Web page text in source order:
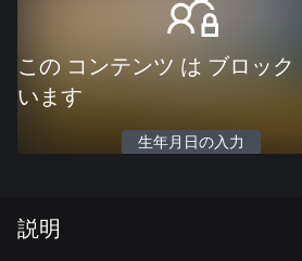
この コンテンツ は ブロック
います
生年月日の入力
説明